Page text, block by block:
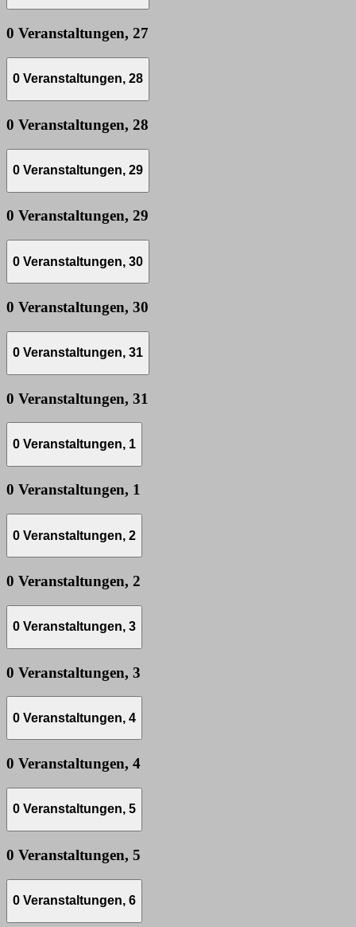
0 Veranstaltungen, 27
0 Veranstaltungen, 28
0 Veranstaltungen, 28
0 Veranstaltungen, 29
0 Veranstaltungen, 29
0 Veranstaltungen, 30
0 Veranstaltungen, 30
0 Veranstaltungen, 31
0 Veranstaltungen, 31
0 Veranstaltungen, 1
0 Veranstaltungen, 1
0 Veranstaltungen, 2
0 Veranstaltungen, 2
0 Veranstaltungen, 3
0 Veranstaltungen, 3
0 Veranstaltungen, 4
0 Veranstaltungen, 4
0 Veranstaltungen, 5
0 Veranstaltungen, 5
0 Veranstaltungen, 6